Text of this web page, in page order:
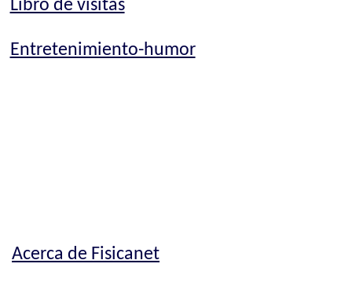
Libro de visitas
Entretenimiento-humor
Acerca de Fisicanet